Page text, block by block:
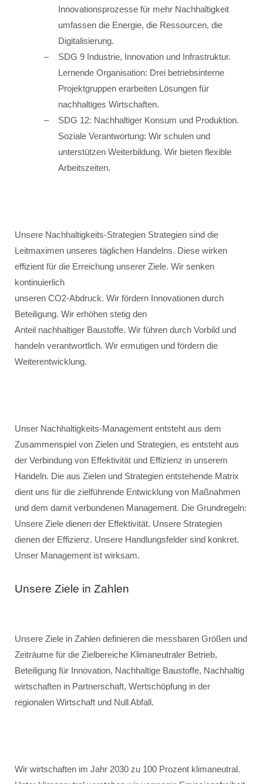
Innovationsprozesse für mehr Nachhaltigkeit
umfassen die Energie, die Ressourcen, die
Digitalisierung.
SDG 9 Industrie, Innovation und Infrastruktur.
Lernende Organisation: Drei betriebsinterne
Projektgruppen erarbeiten Lösungen für
nachhaltiges Wirtschaften.
SDG 12: Nachhaltiger Konsum und Produktion.
Soziale Verantwortung: Wir schulen und
unterstützen Weiterbildung. Wir bieten flexible
Arbeitszeiten.
Unsere Nachhaltigkeits-Strategien Strategien sind die
Leitmaximen unseres täglichen Handelns. Diese wirken
effizient für die Erreichung unserer Ziele. Wir senken
kontinuierlich
unseren CO2-Abdruck. Wir fördern Innovationen durch
Beteiligung. Wir erhöhen stetig den
Anteil nachhaltiger Baustoffe. Wir führen durch Vorbild und
handeln verantwortlich. Wir ermutigen und fördern die
Weiterentwicklung.
Unser Nachhaltigkeits-Management entsteht aus dem
Zusammenspiel von Zielen und Strategien, es entsteht aus
der Verbindung von Effektivität und Effizienz in unserem
Handeln. Die aus Zielen und Strategien entstehende Matrix
dient uns für die zielführende Entwicklung von Maßnahmen
und dem damit verbundenen Management. Die Grundregeln:
Unsere Ziele dienen der Effektivität. Unsere Strategien
dienen der Effizienz. Unsere Handlungsfelder sind konkret.
Unser Management ist wirksam.
Unsere Ziele in Zahlen
Unsere Ziele in Zahlen definieren die messbaren Größen und
Zeiträume für die Zielbereiche Klimaneutraler Betrieb,
Beteiligung für Innovation, Nachhaltige Baustoffe, Nachhaltig
wirtschaften in Partnerschaft, Wertschöpfung in der
regionalen Wirtschaft und Null Abfall.
Wir wirtschaften im Jahr 2030 zu 100 Prozent klimaneutral.